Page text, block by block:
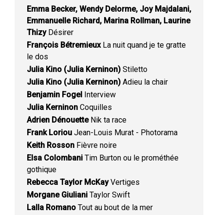
Emma Becker, Wendy Delorme, Joy Majdalani,
Emmanuelle Richard, Marina Rollman, Laurine
ThizyDésirer
François BétremieuxLa nuit quand je te gratte
le dos
Julia Kino (Julia Kerninon) Stiletto
Julia Kino (Julia Kerninon) Adieu la chair
Benjamin Fogel Interview
Julia Kerninon Coquilles
Adrien DénouetteNik ta race
Frank Loriou Jean-Louis Murat - Photorama
Keith Rosson Fièvre noire
Elsa Colombani Tim Burton ou le prométhée
gothique
Rebecca Taylor McKayVertiges
Morgane Giuliani Taylor Swift
Lalla Romano Tout au bout de la mer